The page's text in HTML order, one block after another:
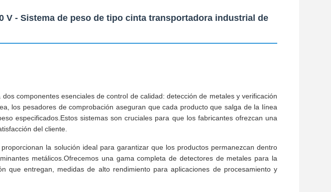
V - Sistema de peso de tipo cinta transportadora industrial de
componentes esenciales de control de calidad: detección de metales y verificación
los pesadores de comprobación aseguran que cada producto que salga de la línea
especificados.Estos sistemas son cruciales para que los fabricantes ofrezcan una
del cliente.
la solución ideal para garantizar que los productos permanezcan dentro
metálicos.Ofrecemos una gama completa de detectores de metales para la
que entregan, medidas de alto rendimiento para aplicaciones de procesamiento y